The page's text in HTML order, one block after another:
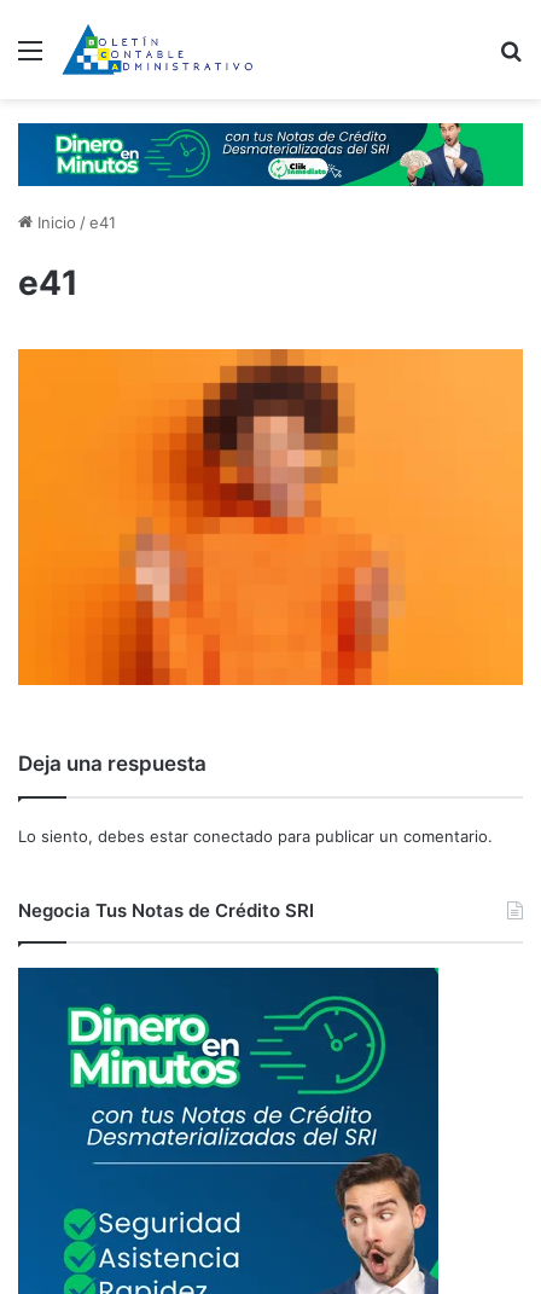
Menú
Inicio /e41
e41
Deja una respuesta
Lo siento, debes estar conectado para publicar un comentario.
Negocia Tus Notas de Crédito SRI